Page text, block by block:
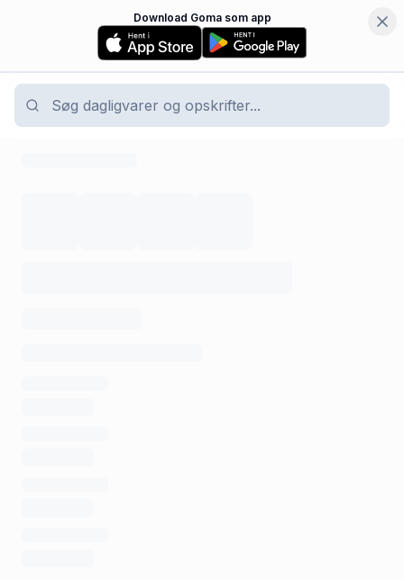
Download Goma som app